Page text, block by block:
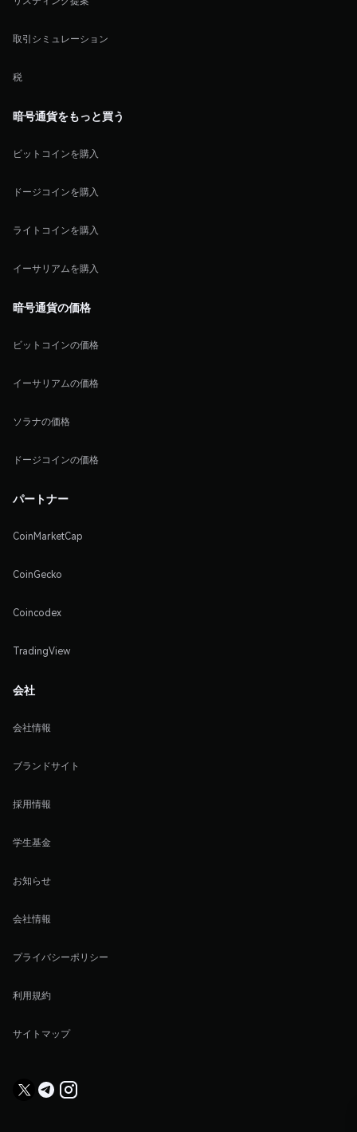
取引シミュレーション
税
暗号通貨をもっと買う
ビットコインを購入
ドージコインを購入
ライトコインを購入
イーサリアムを購入
暗号通貨の価格
ビットコインの価格
イーサリアムの価格
ソラナの価格
ドージコインの価格
パートナー
CoinMarketCap
CoinGecko
Coincodex
TradingView
会社
会社情報
ブランドサイト
採用情報
学生基金
お知らせ
会社情報
プライバシーポリシー
利用規約
サイトマップ